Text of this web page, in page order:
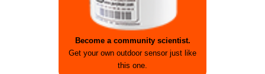
Become a community scientist.
Get your own outdoor sensor just like
this one.